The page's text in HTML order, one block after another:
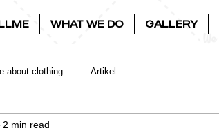
WHAT WE DO GALLERY
about clothing Artikel
2 min read